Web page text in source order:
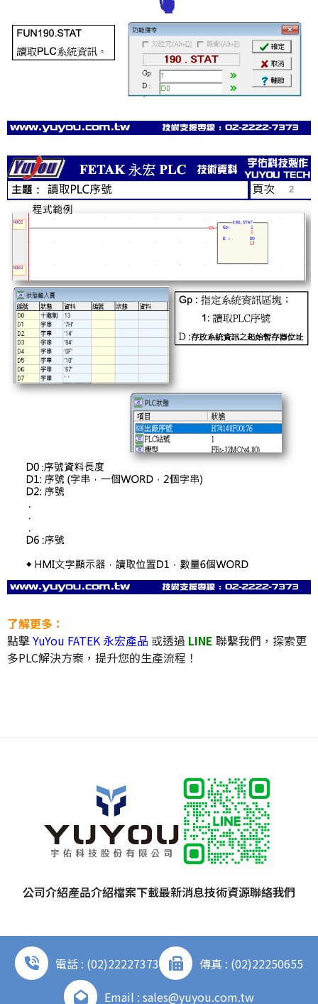
了解更多：
點擊YuYou FATEK 永宏產品 或透過 LINE 聯繫我們，探索更
多PLC解決方案，提升您的生產流程！
公司介紹產品介紹檔案下載最新消息技術資源聯絡我們
電話 : (02)22227373
傳真 : (02)22250655
Email : sales@yuyou.com.tw